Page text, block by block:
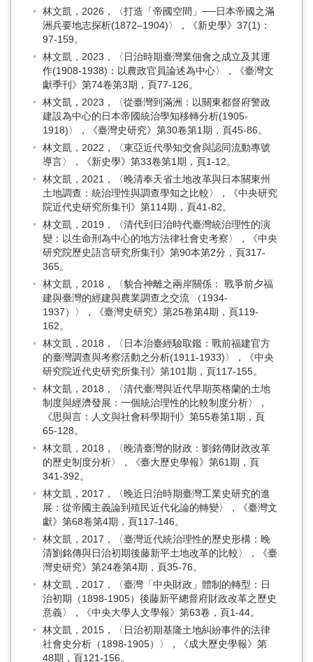
林文凱，2026，〈打造「帝國空間」──日本帝國之滿
洲兵要地志探析(1872–1904)〉，《新史學》37(1)：
97-159。
林文凱，2023，〈日治時期臺灣業佃會之成立及其運
作(1908-1938)：以農政官員論述為中心〉，《臺灣文
獻季刊》第74卷第3期，頁77-126。
林文凱，2023，〈從臺灣到滿洲：以關東都督府警政
建設為中心的日本帝國統治學知移轉分析(1905-
1918)〉，《臺灣史研究》第30卷第1期，頁45-86。
林文凱，2022，〈東亞近代學知交會與認同流動專號
導言〉，《新史學》第33卷第1期，頁1-12。
林文凱，2021，〈晚清奉天省土地改革與日本關東州
土地調查：統治理性與調查學知之比較〉，《中央研究
院近代史研究所集刊》第114期，頁41-82。
林文凱，2019，〈清代到日治時代臺灣統治理性的演
變：以生命刑為中心的地方法律社會史考察〉，《中央
研究院歷史語言研究所集刊》第90本第2分，頁317-
365。
林文凱，2018，〈貌合神離之兩岸關係： 戰爭前夕福
建與臺灣的經建與農業調查之交流 （1934-
1937）〉，《臺灣史研究》第25卷第4期，頁119-
162。
林文凱，2018，〈日本治臺經驗取鑑：戰前福建官方
的臺灣調查與考察活動之分析(1911-1933)〉，《中央
研究院近代史研究所集刊》第101期，頁117-155。
林文凱，2018，〈清代臺灣與近代早期英格蘭的土地
制度與經濟發展：一個統治理性的比較制度分析〉，
《思與言：人文與社會科學期刊》第55卷第1期，頁
65-128。
林文凱，2018，〈晚清臺灣的財政：劉銘傳財政改革
的歷史制度分析〉，《臺大歷史學報》第61期，頁
341-392。
林文凱，2017，〈晚近日治時期臺灣工業史研究的進
展：從帝國主義論到殖民近代化論的轉變〉，《臺灣文
獻》第68卷第4期，頁117-146。
林文凱，2017，〈臺灣近代統治理性的歷史形構：晚
清劉銘傳與日治初期後藤新平土地改革的比較〉，《臺
灣史研究》第24卷第4期，頁35-76。
林文凱，2017，〈臺灣「中央財政」體制的轉型：日
治初期（1898-1905）後藤新平總督府財政改革之歷史
意義〉，《中央大學人文學報》第63卷，頁1-44。
林文凱，2015，〈日治初期基隆土地糾紛事件的法律
社會史分析（1898-1905）〉，《成大歷史學報》第
48期，頁121-156。